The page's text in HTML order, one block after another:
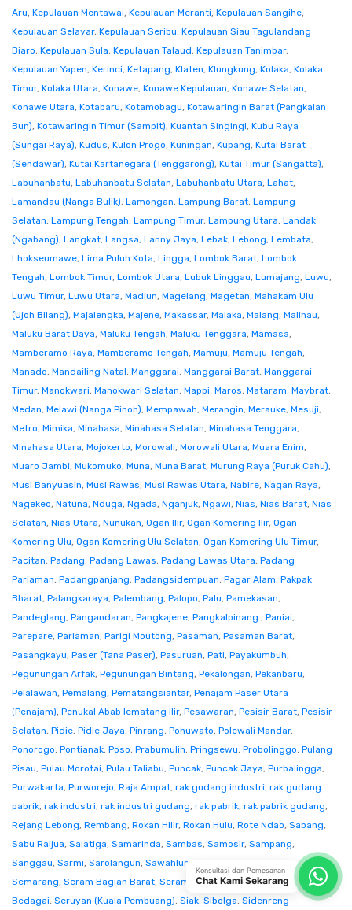
Aru, Kepulauan Mentawai, Kepulauan Meranti, Kepulauan Sangihe,
Kepulauan Selayar, Kepulauan Seribu, Kepulauan Siau Tagulandang
Biaro, Kepulauan Sula, Kepulauan Talaud, Kepulauan Tanimbar,
Kepulauan Yapen, Kerinci, Ketapang, Klaten, Klungkung, Kolaka, Kolaka
Timur, Kolaka Utara, Konawe, Konawe Kepulauan, Konawe Selatan,
Konawe Utara, Kotabaru, Kotamobagu, Kotawaringin Barat (Pangkalan
Bun), Kotawaringin Timur (Sampit), Kuantan Singingi, Kubu Raya
(Sungai Raya), Kudus, Kulon Progo, Kuningan, Kupang, Kutai Barat
(Sendawar), Kutai Kartanegara (Tenggarong), Kutai Timur (Sangatta),
Labuhanbatu, Labuhanbatu Selatan, Labuhanbatu Utara, Lahat,
Lamandau (Nanga Bulik), Lamongan, Lampung Barat, Lampung
Selatan, Lampung Tengah, Lampung Timur, Lampung Utara, Landak
(Ngabang), Langkat, Langsa, Lanny Jaya, Lebak, Lebong, Lembata,
Lhokseumawe, Lima Puluh Kota, Lingga, Lombok Barat, Lombok
Tengah, Lombok Timur, Lombok Utara, Lubuk Linggau, Lumajang, Luwu,
Luwu Timur, Luwu Utara, Madiun, Magelang, Magetan, Mahakam Ulu
(Ujoh Bilang), Majalengka, Majene, Makassar, Malaka, Malang, Malinau,
Maluku Barat Daya, Maluku Tengah, Maluku Tenggara, Mamasa,
Mamberamo Raya, Mamberamo Tengah, Mamuju, Mamuju Tengah,
Manado, Mandailing Natal, Manggarai, Manggarai Barat, Manggarai
Timur, Manokwari, Manokwari Selatan, Mappi, Maros, Mataram, Maybrat,
Medan, Melawi (Nanga Pinoh), Mempawah, Merangin, Merauke, Mesuji,
Metro, Mimika, Minahasa, Minahasa Selatan, Minahasa Tenggara,
Minahasa Utara, Mojokerto, Morowali, Morowali Utara, Muara Enim,
Muaro Jambi, Mukomuko, Muna, Muna Barat, Murung Raya (Puruk Cahu),
Musi Banyuasin, Musi Rawas, Musi Rawas Utara, Nabire, Nagan Raya,
Nagekeo, Natuna, Nduga, Ngada, Nganjuk, Ngawi, Nias, Nias Barat, Nias
Selatan, Nias Utara, Nunukan, Ogan Ilir, Ogan Komering Ilir, Ogan
Komering Ulu, Ogan Komering Ulu Selatan, Ogan Komering Ulu Timur,
Pacitan, Padang, Padang Lawas, Padang Lawas Utara, Padang
Pariaman, Padangpanjang, Padangsidempuan, Pagar Alam, Pakpak
Bharat, Palangkaraya, Palembang, Palopo, Palu, Pamekasan,
Pandeglang, Pangandaran, Pangkajene, Pangkalpinang., Paniai,
Parepare, Pariaman, Parigi Moutong, Pasaman, Pasaman Barat,
Pasangkayu, Paser (Tana Paser), Pasuruan, Pati, Payakumbuh,
Pegunungan Arfak, Pegunungan Bintang, Pekalongan, Pekanbaru,
Pelalawan, Pemalang, Pematangsiantar, Penajam Paser Utara
(Penajam), Penukal Abab lematang Ilir, Pesawaran, Pesisir Barat, Pesisir
Selatan, Pidie, Pidie Jaya, Pinrang, Pohuwato, Polewali Mandar,
Ponorogo, Pontianak, Poso, Prabumulih, Pringsewu, Probolinggo, Pulang
Pisau, Pulau Morotai, Pulau Taliabu, Puncak, Puncak Jaya, Purbalingga,
Purwakarta, Purworejo, Raja Ampat, rak gudang industri, rak gudang
pabrik, rak industri, rak industri gudang, rak pabrik, rak pabrik gudang,
Rejang Lebong, Rembang, Rokan Hilir, Rokan Hulu, Rote Ndao, Sabang,
Sabu Raijua, Salatiga, Samarinda, Sambas, Samosir, Sampang,
Sanggau, Sarmi, Sarolangun, Sawahlunto
Semarang, Seram Bagian Barat, Seram Bagian Timur,Serang Serdang
Bedagai, Seruyan (Kuala Pembuang), Siak, Sibolga, Sidenreng
Konsultasi dan Pemesanan
Chat Kami Sekarang